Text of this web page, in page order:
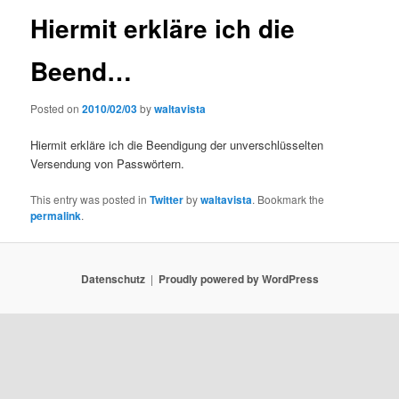
Hiermit erkläre ich die
Beend…
Posted on2010/02/03bywaltavista
Hiermit erkläre ich die Beendigung der unverschlüsselten
Versendung von Passwörtern.
This entry was posted inTwitterbywaltavista. Bookmark the
permalink.
Datenschutz Proudly powered by WordPress